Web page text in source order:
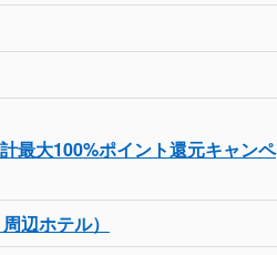
最大100%ポイント還元キャンペ
辺ホテル）